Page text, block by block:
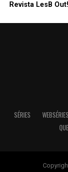
Revista LesB
SÉRIES WEBSÉRIES